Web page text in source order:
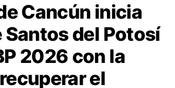
Cancún inicia
Santos del Potosí
2026 con la
el